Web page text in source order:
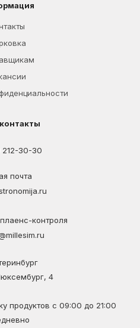
212-30-30
почта
контроля
4
продуктов с 09:00 до 21:00